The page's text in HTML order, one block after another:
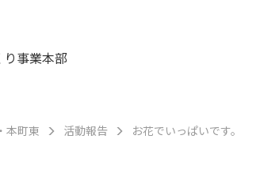
り事業本部
本町東 活動報告 お花でいっぱいです。